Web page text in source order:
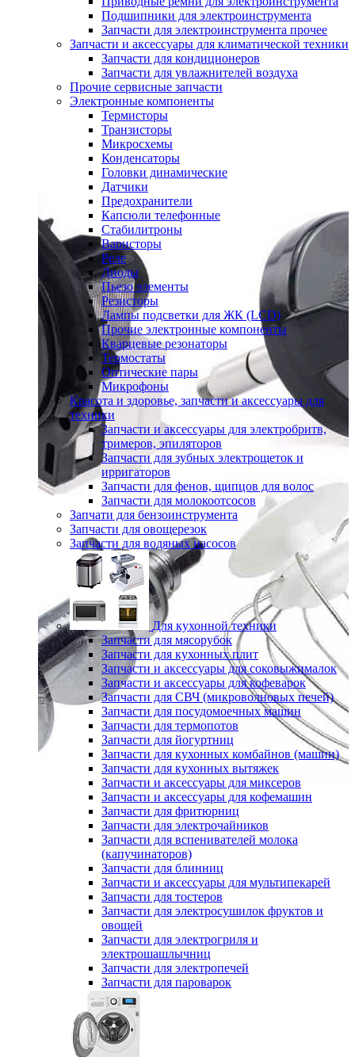
Подшипники для электроинструмента
Запчасти для электроинструмента прочее
Запчасти и аксессуары для климатической техники
Запчасти для кондиционеров
Запчасти для увлажнителей воздуха
Прочие сервисные запчасти
Электронные компоненты
Термисторы
Транзисторы
Микросхемы
Конденсаторы
Головки динамические
Датчики
Предохранители
Капсюли телефонные
Стабилитроны
Варисторы
Реле
Диоды
Пьезо элементы
Резисторы
Лампы подсветки для ЖК (LCD)
Прочие электронные компоненты
Кварцевые резонаторы
Термостаты
Оптические пары
Микрофоны
Красота и здоровье, запчасти и аксессуары для
техники
Запчасти и аксессуары для электробритв,
тримеров, эпиляторов
Запчасти для зубных электрощеток и
ирригаторов
Запчасти для фенов, щипцов для волос
Запчасти для молокоотсосов
Запчати для бензоинструмента
Запчасти для овощерезок
Запчасти для водяных насосов
Для кухонной техники
Запчасти для мясорубок
Запчасти для кухонных плит
Запчасти и аксессуары для соковыжималок
Запчасти и аксессуары для кофеварок
Запчасти для СВЧ (микроволновых печей)
Запчасти для посудомоечных машин
Запчасти для термопотов
Запчасти для йогуртниц
Запчасти для кухонных комбайнов (машин)
Запчасти для кухонных вытяжек
Запчасти и аксессуары для миксеров
Запчасти и аксессуары для кофемашин
Запчасти для фритюрниц
Запчасти для электрочайников
Запчасти для вспенивателей молока
(капучинаторов)
Запчасти для блинниц
Запчасти и аксессуары для мультипекарей
Запчасти для тостеров
Запчасти для электросушилок фруктов и
овощей
Запчасти для электрогриля и
электрошашлычниц
Запчасти для электропечей
Запчасти для пароварок